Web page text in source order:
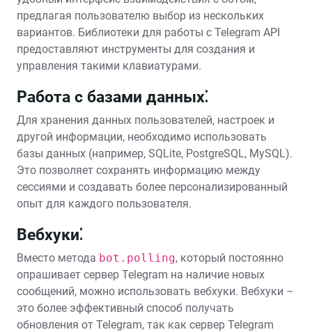
предлагая пользователю выбор из нескольких
вариантов. Библиотеки для работы с Telegram API
предоставляют инструменты для создания и
управления такими клавиатурами.
Работа с базами данных⁚
Для хранения данных пользователей, настроек и
другой информации, необходимо использовать
базы данных (например, SQLite, PostgreSQL, MySQL).
Это позволяет сохранять информацию между
сессиями и создавать более персонализированный
опыт для каждого пользователя.
Вебхуки⁚
Вместо метода bot.polling, который постоянно
опрашивает сервер Telegram на наличие новых
сообщений, можно использовать вебхуки. Вебхуки –
это более эффективный способ получать
обновления от Telegram, так как сервер Telegram